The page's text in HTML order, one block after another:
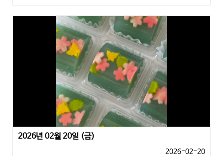
2026년 02월 20일 (금)
2026-02-20